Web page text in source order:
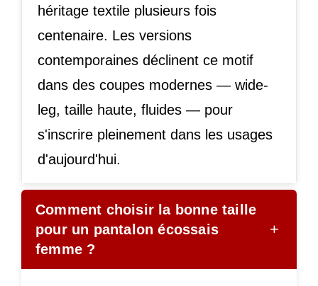
héritage textile plusieurs fois
centenaire. Les versions
contemporaines déclinent ce motif
dans des coupes modernes — wide-
leg, taille haute, fluides — pour
s'inscrire pleinement dans les usages
d'aujourd'hui.
Comment choisir la bonne taille
pour un pantalon écossais
femme ?
+